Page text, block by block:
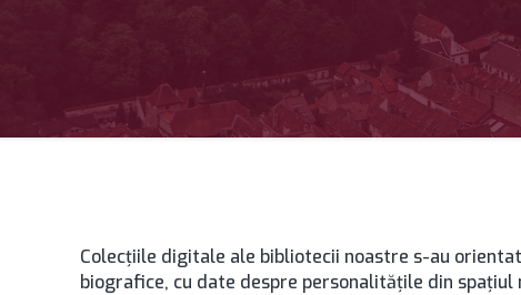
Colecțiile digitale ale bibliotecii noastre s-au
biografice, cu date despre personalitățile din